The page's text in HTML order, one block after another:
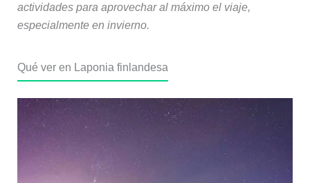
actividades para aprovechar al máximo el viaje,
especialmente en invierno.
Qué ver en Laponia finlandesa